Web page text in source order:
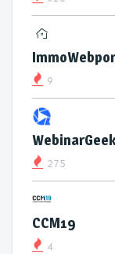
9
WebinarGeek
275
CCM19
4